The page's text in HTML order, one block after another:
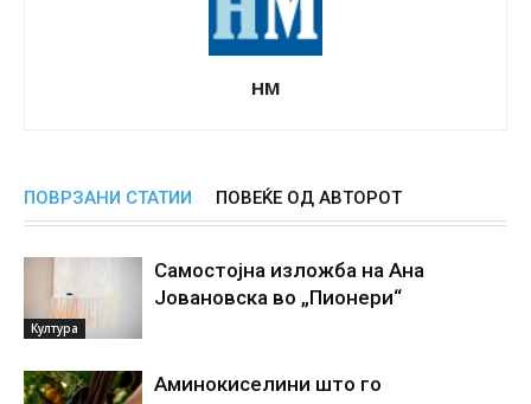
НМ
ПОВРЗАНИ СТАТИИ ПОВЕЌЕ ОД АВТОРОТ
Култура
Самостојна изложба на Ана
Јовановска во „Пионери“
Аминокиселини што го